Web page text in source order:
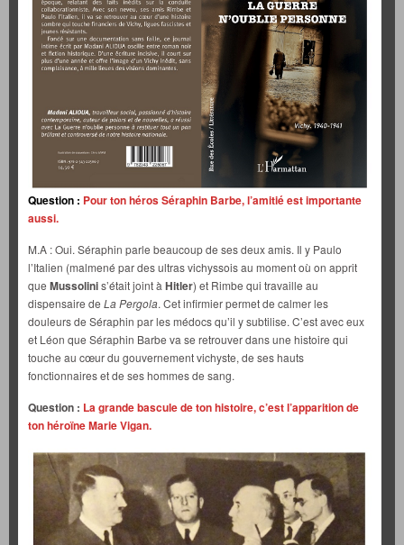
Question : Pour ton héros Séraphin Barbe, l’amitié est importante
aussi.
M.A : Oui. Séraphin parle beaucoup de ses deux amis. Il y Paulo
l’Italien (malmené par des ultras vichyssois au moment où on apprit
que Mussolinis’était joint à Hitler) et Rimbe qui travaille au
dispensaire de La Pergola. Cet infirmier permet de calmer les
douleurs de Séraphin par les médocs qu’il y subtilise. C’est avec eux
et Léon que Séraphin Barbe va se retrouver dans une histoire qui
touche au cœur du gouvernement vichyste, de ses hauts
fonctionnaires et de ses hommes de sang.
Question : La grande bascule de ton histoire, c’est l’apparition de
ton héroïne Marie Vigan.